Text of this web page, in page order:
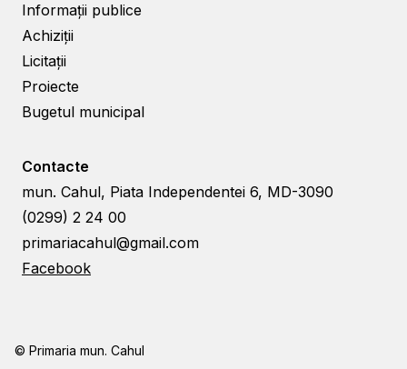
Informații publice
Achiziții
Licitații
Proiecte
Bugetul municipal
Contacte
mun. Cahul, Piata Independentei 6, MD-3090
(0299) 2 24 00
primariacahul@gmail.com
Facebook
© Primaria mun. Cahul